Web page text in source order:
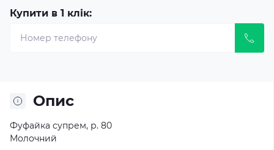
Купити в 1 клік:
Опис
Фуфайка супрем, р. 80
Молочний